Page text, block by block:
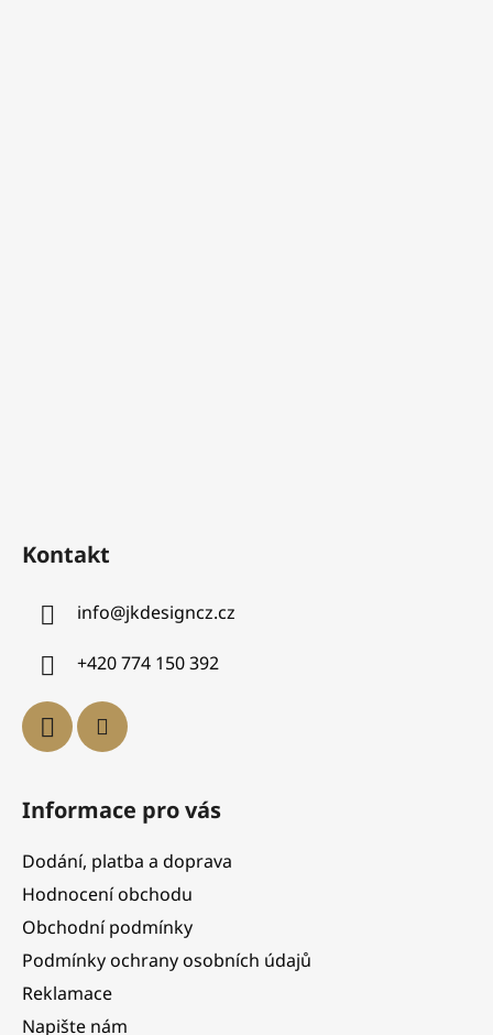
Kontakt
info@jkdesigncz.cz
+420 774 150 392
Informace pro vás
Dodání, platba a doprava
Hodnocení obchodu
Obchodní podmínky
Podmínky ochrany osobních údajů
Reklamace
Napište nám